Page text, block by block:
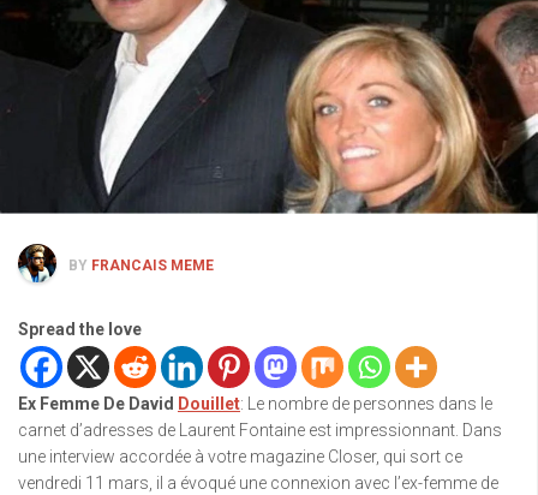
BY FRANCAIS MEME
Spread the love
Ex Femme De David Douillet: Le nombre de personnes dans le
carnet d’adresses de Laurent Fontaine est impressionnant. Dans
une interview accordée à votre magazine Closer, qui sort ce
vendredi 11 mars, il a évoqué une connexion avec l’ex-femme de